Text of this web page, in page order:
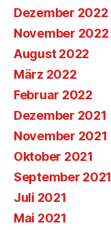
Dezember 2022
November 2022
August 2022
März 2022
Februar 2022
Dezember 2021
November 2021
Oktober 2021
September 2021
Juli 2021
Mai 2021